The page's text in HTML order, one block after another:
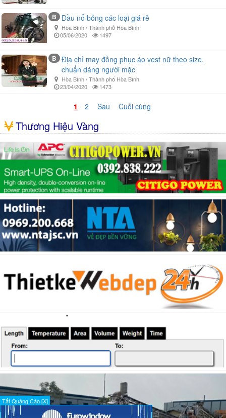
B Đầu nổ bỏng các loại giá rẻ
Hòa Bình / Thành phố Hòa Bình
05/06/2020
1497
B
Địa chỉ may đồng phục áo vest nữ theo size,
chuẩn dáng người mặc
Hòa Bình / Thành phố Hòa Bình
23/04/2020
1473
1 2 Sau Cuối cùng
Thương Hiệu Vàng
Tắt Quảng Cáo [X]